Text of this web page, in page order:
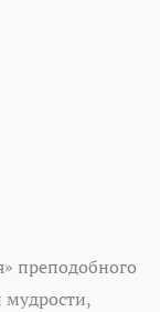
преподобного
мудрости,